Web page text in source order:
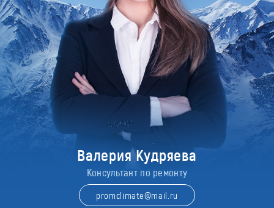
Валерия Кудряева
Консультант по ремонту
promclimate@mail.ru